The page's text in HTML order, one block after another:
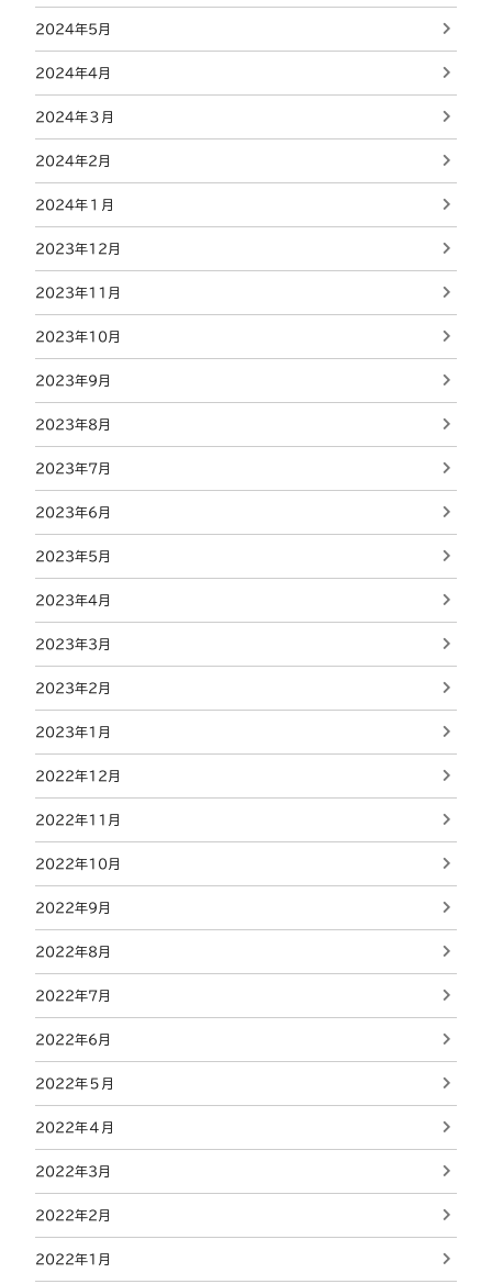
2024年5月
2024年4月
2024年３月
2024年2月
2024年１月
2023年12月
2023年11月
2023年10月
2023年9月
2023年8月
2023年7月
2023年6月
2023年5月
2023年4月
2023年3月
2023年2月
2023年1月
2022年12月
2022年11月
2022年10月
2022年9月
2022年8月
2022年7月
2022年6月
2022年５月
2022年４月
2022年3月
2022年2月
2022年1月